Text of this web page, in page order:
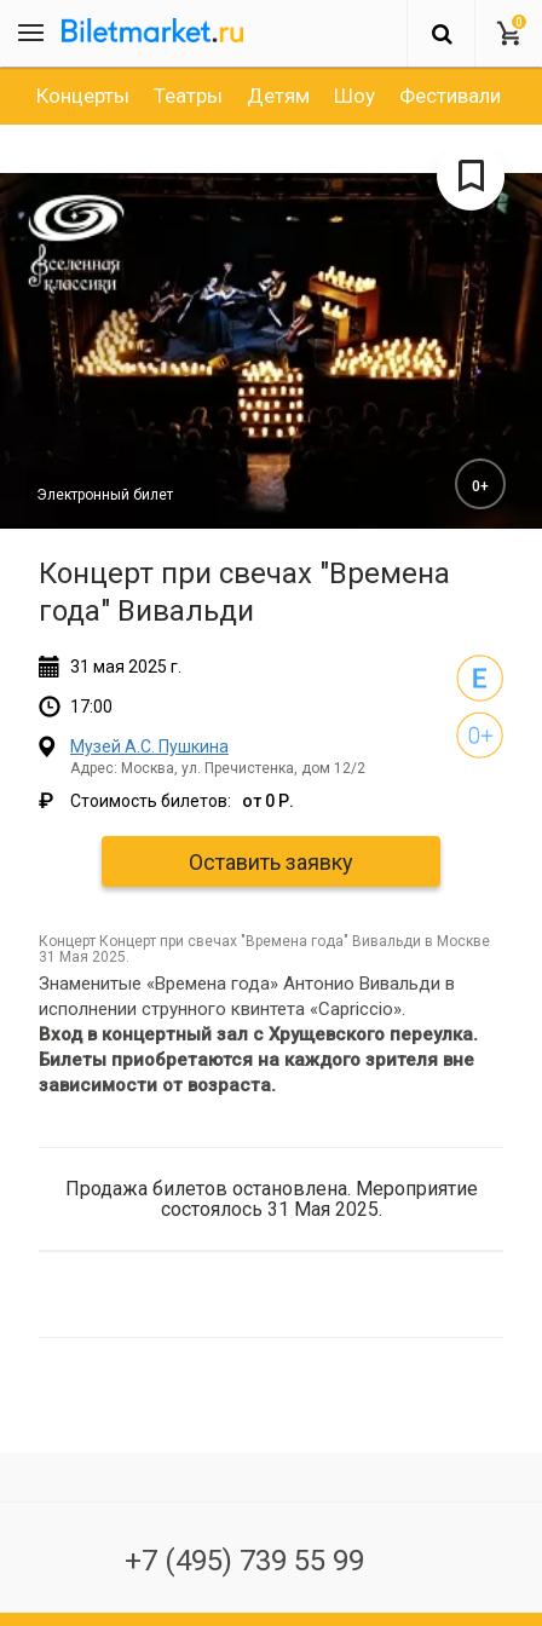
0
Концерты Театры Детям Шоу Фестивали
Концерт при свечах "Времена
года" Вивальди
Электронный билет 0+
31 мая 2025 г.
17:00
Музей А.С. Пушкина
Адрес: Москва, ул. Пречистенка, дом 12/2
₽ Стоимость билетов: от 0 Р.
Оставить заявку
концерт Концерт при свечах "Времена года" Вивальди в Москве
31 Мая 2025.
Знаменитые «Времена года» Антонио Вивальди в
исполнении струнного квинтета «Capriccio».
Вход в концертный зал с Хрущевского переулка.
Билеты приобретаются на каждого зрителя вне
зависимости от возраста.
Продажа билетов остановлена. Мероприятие
состоялось 31 Мая 2025.
+7 (495) 739 55 99